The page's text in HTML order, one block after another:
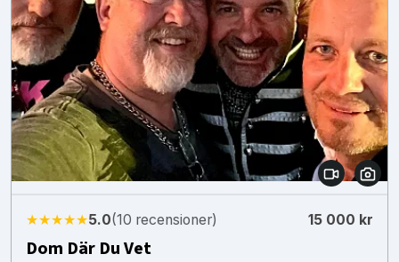
★★★★★5.0(10 recensioner) 15 000 kr
Dom Där Du Vet